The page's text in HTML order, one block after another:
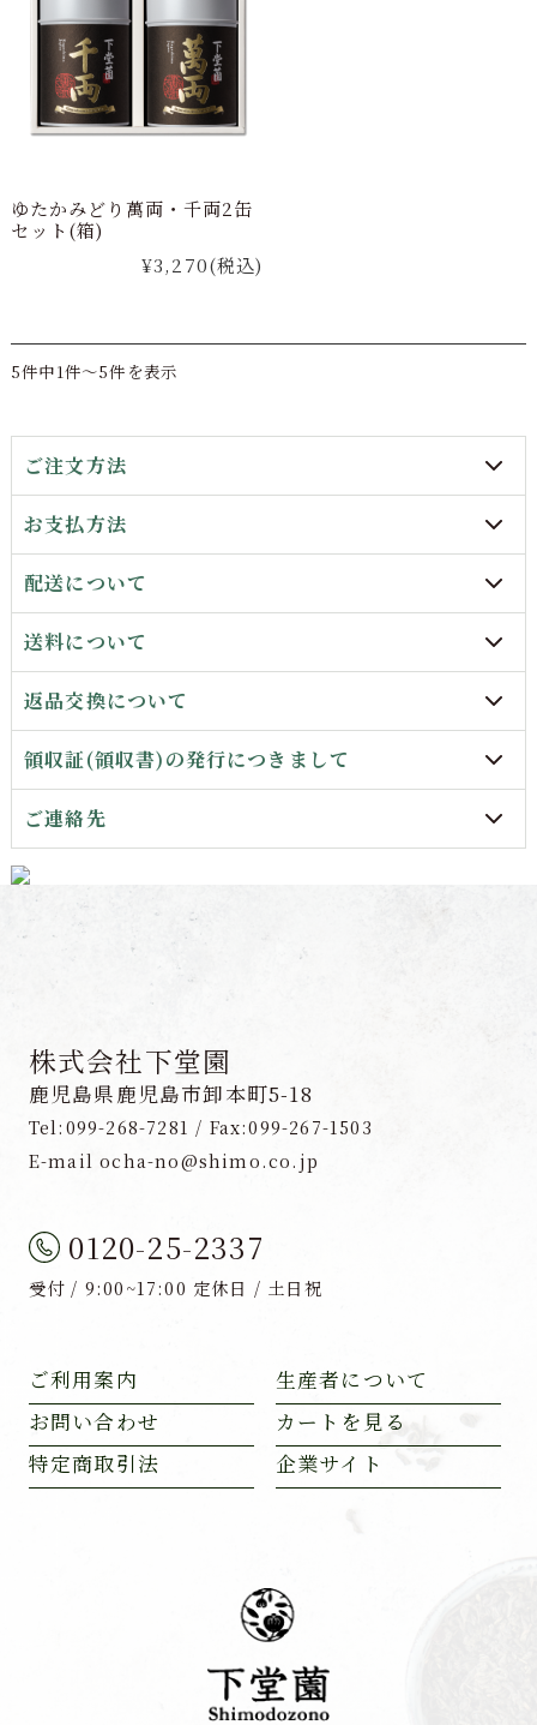
ゆたかみどり萬両・千両2缶
セット(箱)
¥3,270(税込)
5件中1件～5件を表示
ご注文方法
お支払方法
配送について
送料について
返品交換について
領収証(領収書)の発行につきまして
ご連絡先
株式会社下堂園
鹿児島県鹿児島市卸本町5-18
Tel:099-268-7281 / Fax:099-267-1503
E-mail ocha-no@shimo.co.jp
0120-25-2337
受付 / 9:00~17:00 定休日 / 土日祝
ご利用案内
生産者について
お問い合わせ
カートを見る
特定商取引法
企業サイト